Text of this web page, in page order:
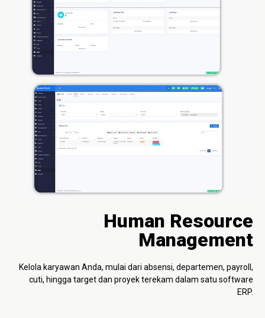
Human Resource
Management
Kelola karyawan Anda, mulai dari absensi, departemen, payroll,
cuti, hingga target dan proyek terekam dalam satu software
ERP.